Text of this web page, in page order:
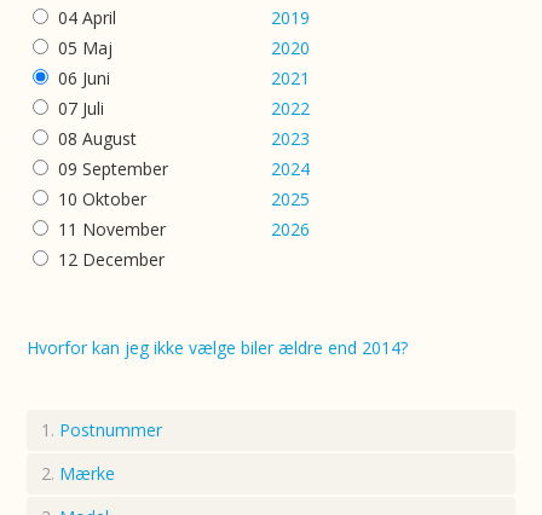
04 April
05 Maj
06 Juni
07 Juli
08 August
09 September
10 Oktober
11 November
12 December
2019
2020
2021
2022
2023
2024
2025
2026
Hvorfor kan jeg ikke vælge biler ældre end 2014?
Postnummer
Mærke